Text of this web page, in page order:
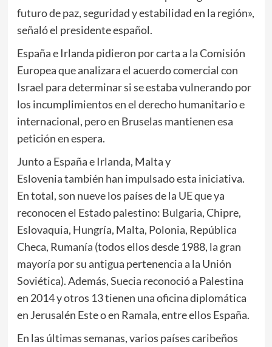
futuro de paz, seguridad y estabilidad en la región»,
señaló el presidente español.
España e Irlanda pidieron por carta a la Comisión
Europea que analizara el acuerdo comercial con
Israel para determinar si se estaba vulnerando por
los incumplimientos en el derecho humanitario e
internacional, pero en Bruselas mantienen esa
petición en espera.
Junto a España e Irlanda, Malta y
Eslovenia también han impulsado esta iniciativa.
En total, son nueve los países de la UE que ya
reconocen el Estado palestino: Bulgaria, Chipre,
Eslovaquia, Hungría, Malta, Polonia, República
Checa, Rumanía (todos ellos desde 1988, la gran
mayoría por su antigua pertenencia a la Unión
Soviética). Además, Suecia reconoció a Palestina
en 2014 y otros 13 tienen una oficina diplomática
en Jerusalén Este o en Ramala, entre ellos España.
En las últimas semanas, varios países caribeños